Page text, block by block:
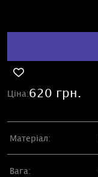
Ціна:620 грн.
Матеріал:
Вага: